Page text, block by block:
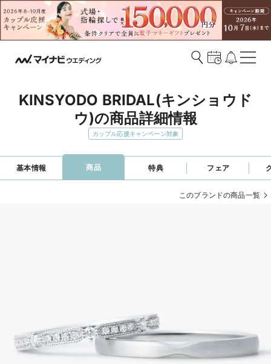
KINSYODO BRIDAL(キンショウド
ウ)の商品詳細情報
カップル応援キャンペーン対象
基本情報 商品 特典 フェア
このブランドの商品一覧